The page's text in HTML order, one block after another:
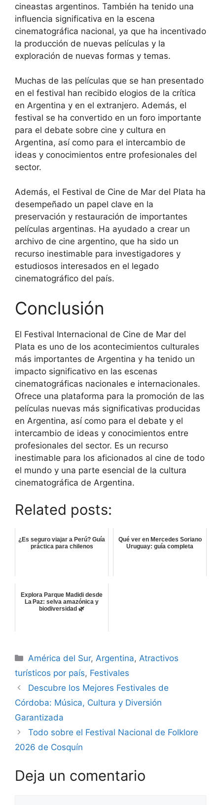
cineastas argentinos. También ha tenido una
influencia significativa en la escena
cinematográfica nacional, ya que ha incentivado
la producción de nuevas películas y la
exploración de nuevas formas y temas.
Muchas de las películas que se han presentado
en el festival han recibido elogios de la crítica
en Argentina y en el extranjero. Además, el
festival se ha convertido en un foro importante
para el debate sobre cine y cultura en
Argentina, así como para el intercambio de
ideas y conocimientos entre profesionales del
sector.
Además, el Festival de Cine de Mar del Plata ha
desempeñado un papel clave en la
preservación y restauración de importantes
películas argentinas. Ha ayudado a crear un
archivo de cine argentino, que ha sido un
recurso inestimable para investigadores y
estudiosos interesados ​​en el legado
cinematográfico del país.
Conclusión
El Festival Internacional de Cine de Mar del
Plata es uno de los acontecimientos culturales
más importantes de Argentina y ha tenido un
impacto significativo en las escenas
cinematográficas nacionales e internacionales.
Ofrece una plataforma para la promoción de las
películas nuevas más significativas producidas
en Argentina, así como para el debate y el
intercambio de ideas y conocimientos entre
profesionales del sector. Es un recurso
inestimable para los aficionados al cine de todo
el mundo y una parte esencial de la cultura
cinematográfica de Argentina.
Related posts:
¿Es seguro viajar a Perú? Guía
práctica para chilenos
Qué ver en Mercedes Soriano
Uruguay: guía completa
Explora Parque Madidi desde
La Paz: selva amazónica y
biodiversidad 🌿
Categorías
América del Sur,Argentina,Atractivos
turísticos por país, Festivales
Descubre los Mejores Festivales de
Córdoba: Música, Cultura y Diversión
Garantizada
Todo sobre el Festival Nacional de Folklore
2026 de Cosquín
Deja un comentario